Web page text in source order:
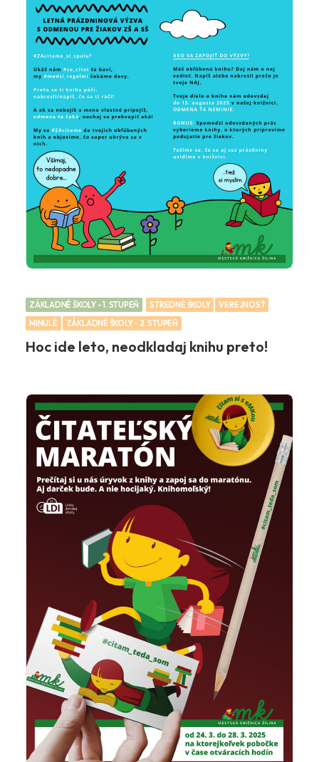
ZÁKLADNÉ ŠKOLY - 1. STUPEŇ STREDNÉ ŠKOLY
VEREJNOSŤ
MINULÉ
ZÁKLADNÉ ŠKOLY - 2. STUPEŇ
Hoc ide leto, neodkladaj knihu preto!